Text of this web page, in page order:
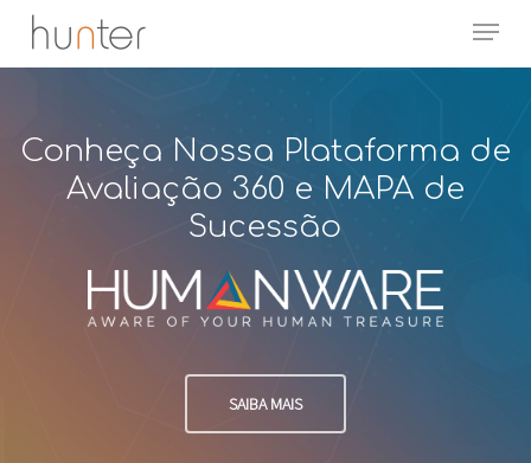
Skip
Menu
Conheça Nossa Plataforma de
Avaliação 360 e MAPA de
Sucessão
SAIBA MAIS
Close